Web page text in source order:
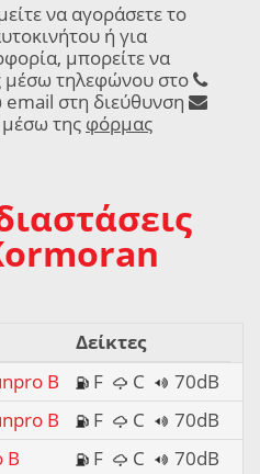
να αγοράσετε το
ή για
μπορείτε να
μέσω τηλεφώνου στο
στη διεύθυνση
μέσω της φόρμας
Δείκτες
B F C
70dB
B F C
70dB
B F C
70dB